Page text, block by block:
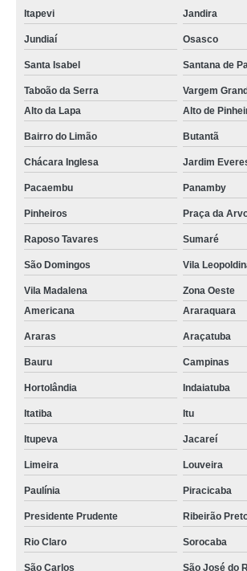
Itapevi Jandira
Jundiaí Osasco
Santa Isabel Santana de
Taboão da Serra
Vargem
Alto da Lapa
Alto de
Bairro do Limão Butantã
Chácara Inglesa Jardim
Pacaembu Panamby
Pinheiros Praça da
Raposo Tavares Sumaré
São Domingos Vila
Vila Madalena
Zona Oeste
Americana
Araraquara
Araras Araçatuba
Bauru Campinas
Hortolândia Indaiatuba
Itatiba Itu
Itupeva Jacareí
Limeira Louveira
Paulínia Piracicaba
Presidente Prudente Ribeirão
Rio Claro Sorocaba
São Carlos São José do